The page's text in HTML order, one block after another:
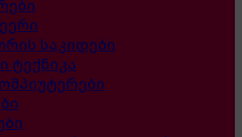
საკიდები
ტექნიკა